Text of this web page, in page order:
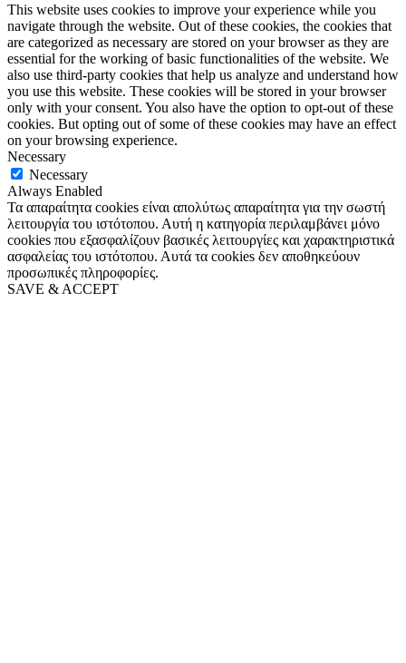
This website uses cookies to improve your experience while you
navigate through the website. Out of these cookies, the cookies that
are categorized as necessary are stored on your browser as they are
essential for the working of basic functionalities of the website. We
also use third-party cookies that help us analyze and understand how
you use this website. These cookies will be stored in your browser
only with your consent. You also have the option to opt-out of these
cookies. But opting out of some of these cookies may have an effect
on your browsing experience.
Necessary
Necessary
Always Enabled
Τα απαραίτητα cookies είναι απολύτως απαραίτητα για την σωστή
λειτουργία του ιστότοπου. Αυτή η κατηγορία περιλαμβάνει μόνο
cookies που εξασφαλίζουν βασικές λειτουργίες και χαρακτηριστικά
ασφαλείας του ιστότοπου. Αυτά τα cookies δεν αποθηκεύουν
προσωπικές πληροφορίες.
SAVE & ACCEPT